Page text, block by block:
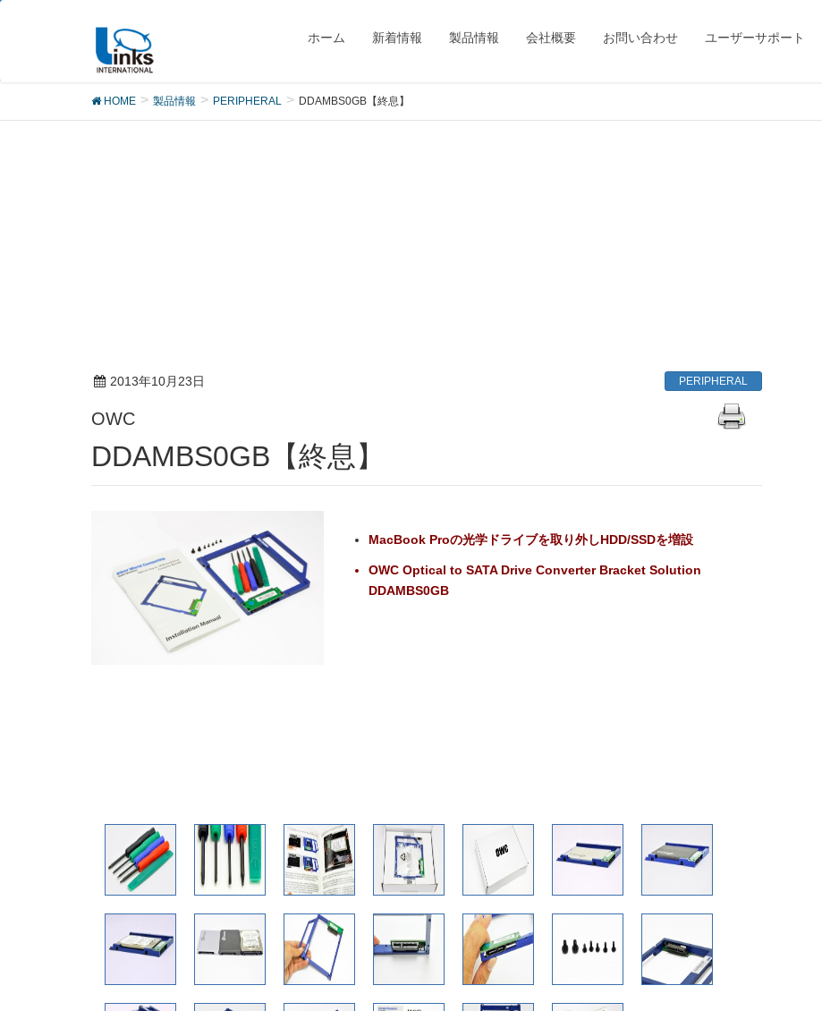
ホーム 新着情報 製品情報 会社概要 お問い合わせ ユーザーサポート
製品
HOME 製品情報 PERIPHERAL DDAMBS0GB【終息】
2013年10月23日 PERIPHERAL
OWC
DDAMBS0GB【終息】
MacBook Proの光学ドライブを取り外しHDD/SSDを増設
OWC Optical to SATA Drive Converter Bracket Solution
DDAMBS0GB